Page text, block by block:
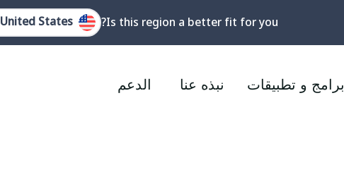
برامج و تطبيقات نبذه عنا الدعم
Is this region a better fit for you?
United States |